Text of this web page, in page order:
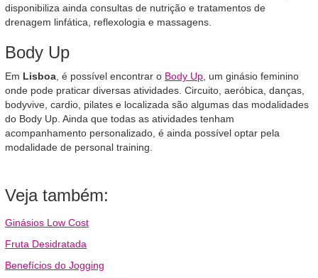
disponibiliza ainda consultas de nutrição e tratamentos de
drenagem linfática, reflexologia e massagens.
Body Up
Em Lisboa , é possível encontrar o Body Up , um ginásio feminino
onde pode praticar diversas atividades. Circuito, aeróbica, danças,
bodyvive, cardio, pilates e localizada são algumas das modalidades
do Body Up. Ainda que todas as atividades tenham
acompanhamento personalizado, é ainda possível optar pela
modalidade de personal training.
Veja também:
Ginásios Low Cost
Fruta Desidratada
Benefícios do Jogging